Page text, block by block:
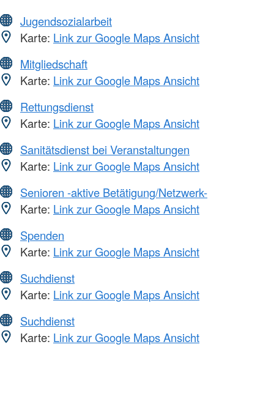
Jugendsozialarbeit
Karte: Link zur Google Maps Ansicht
Mitgliedschaft
Karte: Link zur Google Maps Ansicht
Rettungsdienst
Karte: Link zur Google Maps Ansicht
Sanitätsdienst bei Veranstaltungen
Karte: Link zur Google Maps Ansicht
Senioren -aktive Betätigung/Netzwerk-
Karte: Link zur Google Maps Ansicht
Spenden
Karte: Link zur Google Maps Ansicht
Suchdienst
Karte: Link zur Google Maps Ansicht
Suchdienst
Karte: Link zur Google Maps Ansicht